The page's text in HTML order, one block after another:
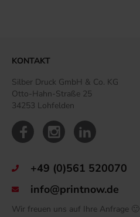
KONTAKT
Silber Druck GmbH & Co. KG
Otto-Hahn-Straße 25
34253 Lohfelden
+49 (0)561 520070
info@printnow.de
Wir freuen uns auf Ihre Anfrage 🙂